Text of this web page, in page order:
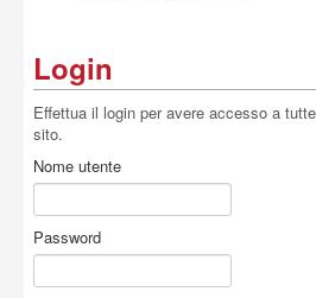
Login
Effettua il login per avere accesso a
sito.
Nome utente
Password